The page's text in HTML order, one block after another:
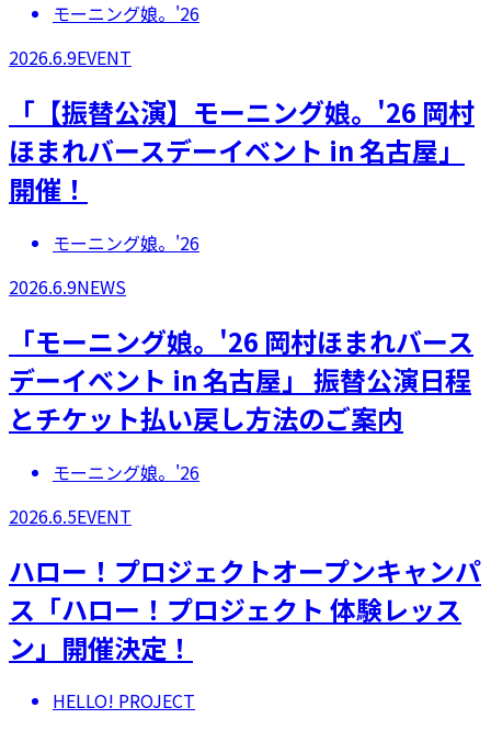
モーニング娘。'26
2026.6.9EVENT
「【振替公演】モーニング娘。'26 岡村
ほまれバースデーイベント in 名古屋」
開催！
モーニング娘。'26
2026.6.9NEWS
「モーニング娘。'26 岡村ほまれバース
デーイベント in 名古屋」 振替公演日程
とチケット払い戻し方法のご案内
モーニング娘。'26
2026.6.5EVENT
ハロー！プロジェクトオープンキャンパ
ス「ハロー！プロジェクト 体験レッス
ン」開催決定！
HELLO! PROJECT